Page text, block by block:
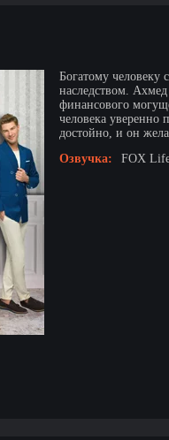
Богатому человеку
наследством.
финансового
человека уверенно
достойно, и он
Озвучка:
FOX